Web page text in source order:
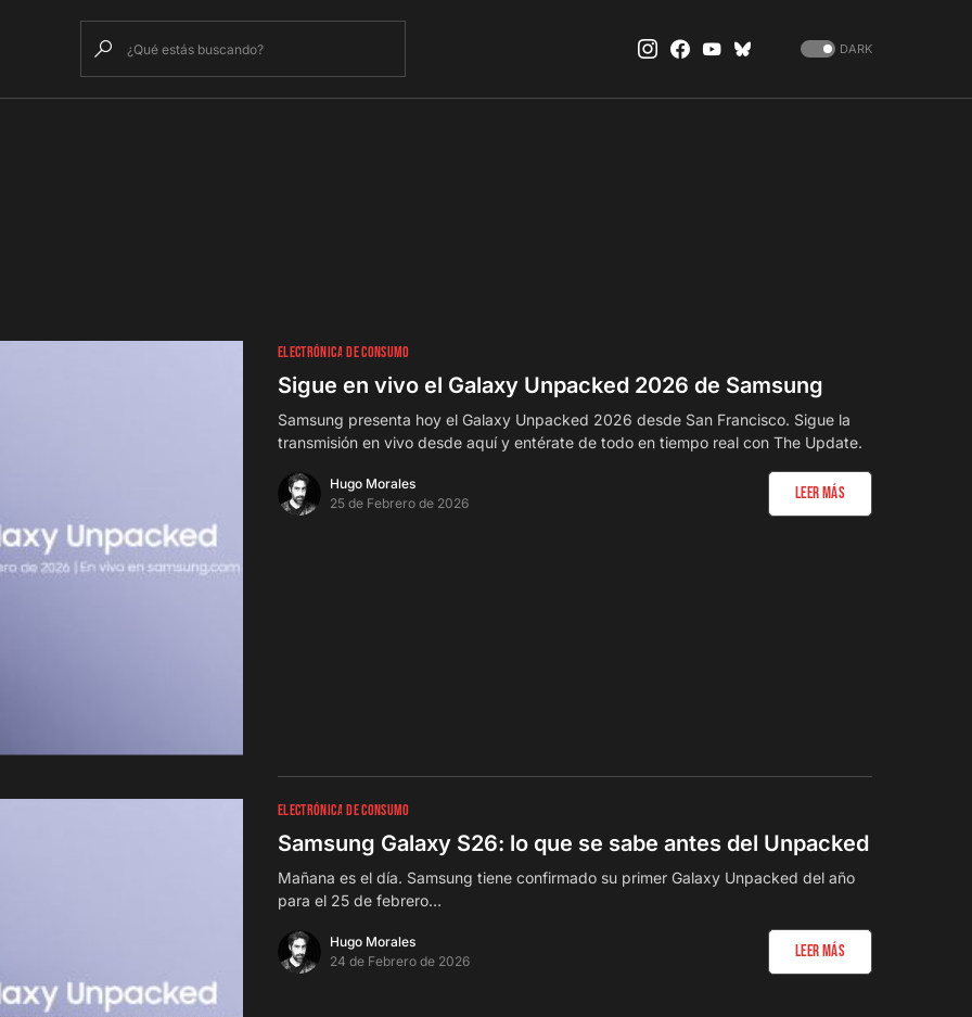
DARK
ELECTRÓNICA DE CONSUMO
Sigue en vivo el Galaxy Unpacked 2026 de Samsung
Samsung presenta hoy el Galaxy Unpacked 2026 desde San Francisco. Sigue la
transmisión en vivo desde aquí y entérate de todo en tiempo real con The Update.
Hugo Morales
25 de Febrero de 2026
Leer Más
ELECTRÓNICA DE CONSUMO
Samsung Galaxy S26: lo que se sabe antes del Unpacked
Mañana es el día. Samsung tiene confirmado su primer Galaxy Unpacked del año
para el 25 de febrero…
Hugo Morales
24 de Febrero de 2026
Leer Más